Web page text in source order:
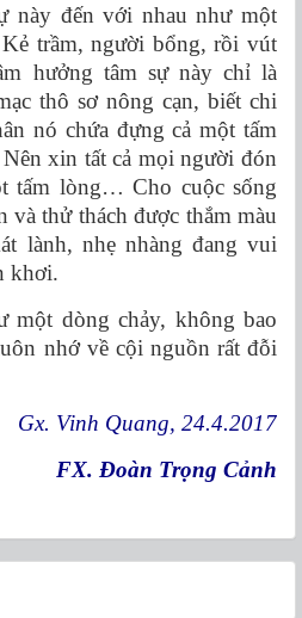
này đến với nhau như một
trầm, người bổng, rồi vút
hưởng tâm sự này chỉ là
thô sơ nông cạn, biết chi
nó chứa đựng cả một tấm
xin tất cả mọi người đón
tấm lòng… Cho cuộc sống
và thử thách được thắm màu
lành, nhẹ nhàng đang vui
khơi.
một dòng chảy, không bao
nhớ về cội nguồn rất đỗi
Gx. Vinh Quang, 24.4.2017
FX. Đoàn Trọng Cảnh